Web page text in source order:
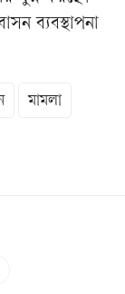
ব্যবস্থাপনা
মামলা